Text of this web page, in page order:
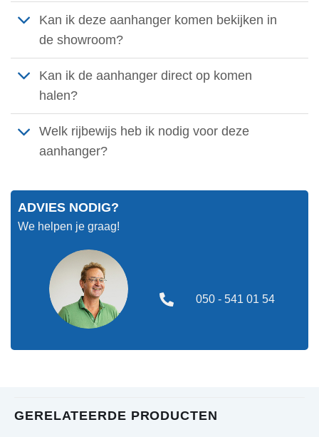
Kan ik deze aanhanger komen bekijken in
de showroom?
Kan ik de aanhanger direct op komen
halen?
Welk rijbewijs heb ik nodig voor deze
aanhanger?
ADVIES NODIG?
We helpen je graag!
050 - 541 01 54
GERELATEERDE PRODUCTEN